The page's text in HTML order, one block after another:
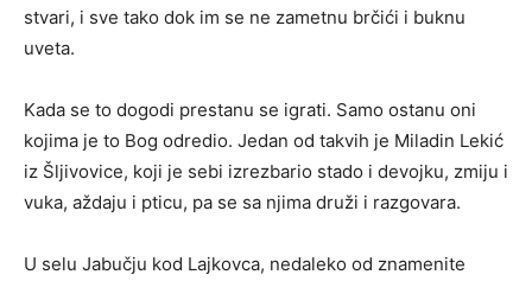
stvari, i sve tako dok im se ne zametnu brčići i buknu
uveta.
Kada se to dogodi prestanu se igrati. Samo ostanu oni
kojima je to Bog odredio. Jedan od takvih je Miladin Lekić
iz Šljivovice, koji je sebi izrezbario stado i devojku, zmiju i
vuka, aždaju i pticu, pa se sa njima druži i razgovara.
U selu Jabučju kod Lajkovca, nedaleko od znamenite